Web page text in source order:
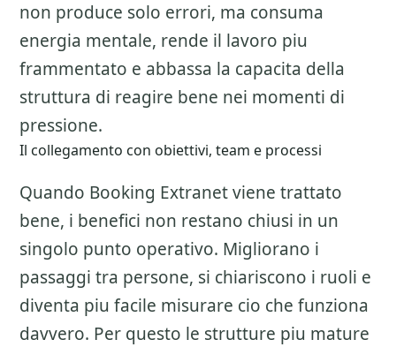
non produce solo errori, ma consuma
energia mentale, rende il lavoro piu
frammentato e abbassa la capacita della
struttura di reagire bene nei momenti di
pressione.
Il collegamento con obiettivi, team e processi
Quando Booking Extranet viene trattato
bene, i benefici non restano chiusi in un
singolo punto operativo. Migliorano i
passaggi tra persone, si chiariscono i ruoli e
diventa piu facile misurare cio che funziona
davvero. Per questo le strutture piu mature